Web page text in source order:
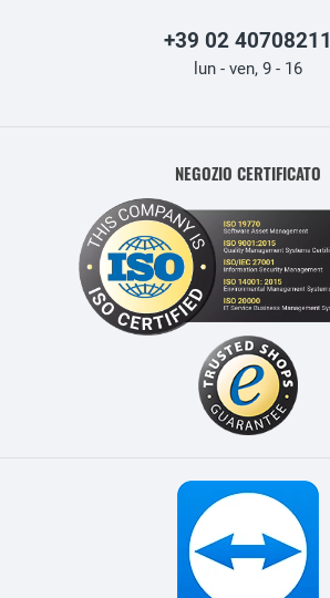
+39 02 40708211
lun - ven, 9 - 16
NEGOZIO CERTIFICATO